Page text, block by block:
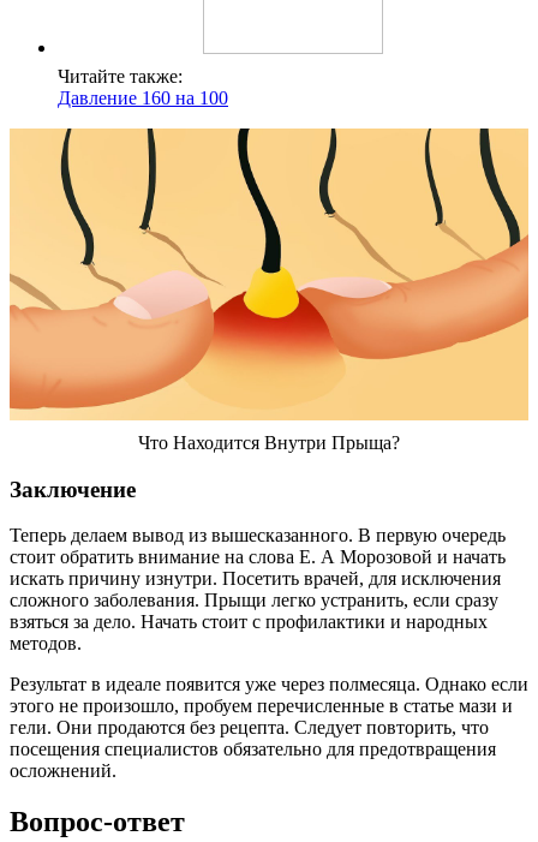
Читайте также:
Давление 160 на 100
Что Находится Внутри Прыща?
Заключение
Теперь делаем вывод из вышесказанного. В первую очередь
стоит обратить внимание на слова Е. А Морозовой и начать
искать причину изнутри. Посетить врачей, для исключения
сложного заболевания. Прыщи легко устранить, если сразу
взяться за дело. Начать стоит с профилактики и народных
методов.
Результат в идеале появится уже через полмесяца. Однако если
этого не произошло, пробуем перечисленные в статье мази и
гели. Они продаются без рецепта. Следует повторить, что
посещения специалистов обязательно для предотвращения
осложнений.
Вопрос-ответ